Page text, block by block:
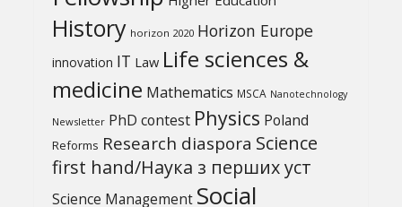
History horizon 2020 Horizon Europe
innovation IT Law Life sciences &
medicine Mathematics MSCA Nanotechnology
Newsletter PhD contest Physics Poland
Reforms Research diaspora Science
first hand/Наука з перших уcт
Science Management Social